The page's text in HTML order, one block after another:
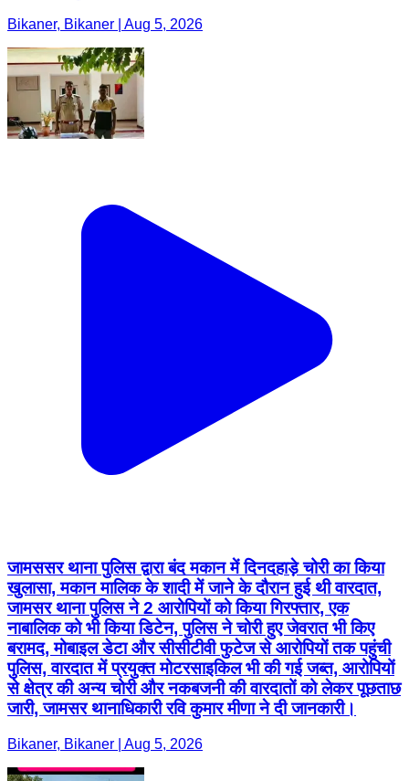
Bikaner, Bikaner | Aug 5, 2026
जामससर थाना पुलिस द्वारा बंद मकान में दिनदहाड़े चोरी का किया
खुलासा, मकान मालिक के शादी में जाने के दौरान हुई थी वारदात,
जामसर थाना पुलिस ने 2 आरोपियों को किया गिरफ्तार, एक
नाबालिक को भी किया डिटेन, पुलिस ने चोरी हुए जेवरात भी किए
बरामद, मोबाइल डेटा और सीसीटीवी फुटेज से आरोपियों तक पहुंची
पुलिस, वारदात में प्रयुक्त मोटरसाइकिल भी की गई जब्त, आरोपियों
से क्षेत्र की अन्य चोरी और नकबजनी की वारदातों को लेकर पूछताछ
जारी, जामसर थानाधिकारी रवि कुमार मीणा ने दी जानकारी।
Bikaner, Bikaner | Aug 5, 2026